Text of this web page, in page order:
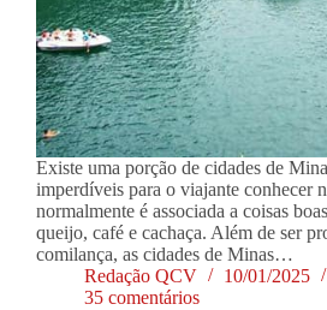
Existe uma porção de cidades de
imperdíveis para o viajante conhecer
normalmente é associada a coisas
queijo, café e cachaça. Além de ser
comilança, as cidades de Minas…
Redação QCV
10/01/2025
35 comentários